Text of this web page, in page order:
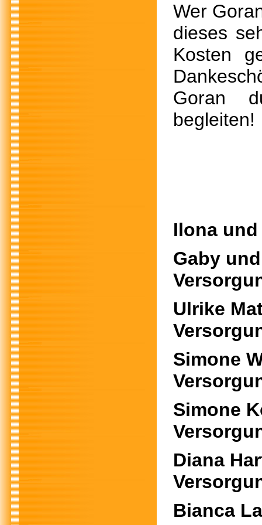
Wer
dieses
Kosten
Goran
begleiten!
Ilona
Gaby
Ulrike